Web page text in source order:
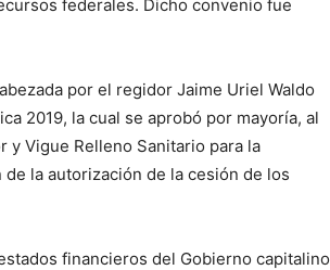
federales. Dicho convenio fue
por el regidor Jaime Uriel Waldo
2019, la cual se aprobó por mayoría, al
y Vigue Relleno Sanitario para la
la autorización de la cesión de los
financieros del Gobierno capitalino